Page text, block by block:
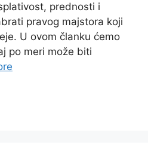
prednosti i
pravog majstora koji
U ovom članku ćemo
po meri može biti